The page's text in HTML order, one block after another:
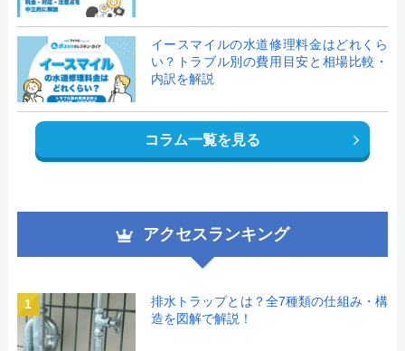
イースマイルの水道修理料金はどれくら
い？トラブル別の費用目安と相場比較・
内訳を解説
コラム一覧を見る
アクセスランキング
1
排水トラップとは？全7種類の仕組み・構
造を図解で解説！